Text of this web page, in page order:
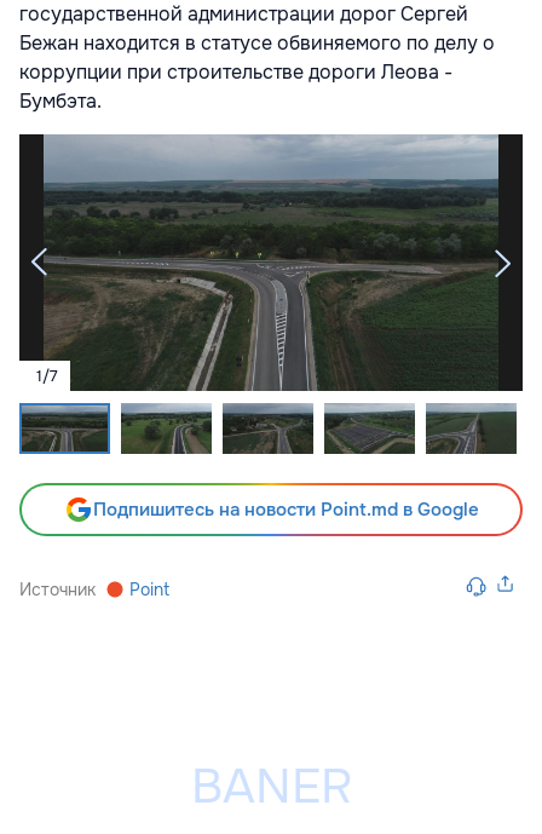
государственной администрации дорог Сергей
Бежан находится в статусе обвиняемого по делу о
коррупции при строительстве дороги Леова -
Бумбэта.
1/7
Подпишитесь на новости Point.md в Google
Источник Point